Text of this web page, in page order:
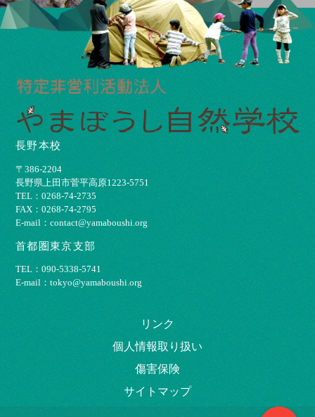
長野本校
〒386-2204
⻑野県上⽥市菅平⾼原1223-5751
TEL：0268-74-2735
FAX：0268-74-2795
E-mail：contact@yamaboushi.org
首都圏東京支部
TEL：090-5338-5741
E-mail：tokyo@yamaboushi.org
リンク
個⼈情報取り扱い
傷害保険
サイトマップ